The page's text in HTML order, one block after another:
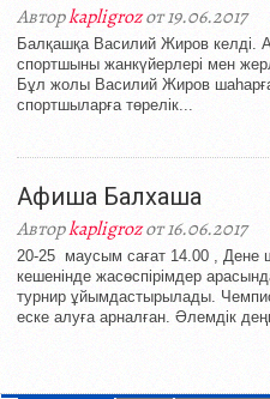
Авторkapligrozот 19.06.2017
Балқашқа Василий Жиров келді.
спортшыны жанкүйерлері мен
Бұл жолы Василий Жиров
спортшыларға төрелік...
Афиша Балхаша
Авторkapligrozот 16.06.2017
20-25 маусым сағат 14.00 , Дене
кешенінде жасөспірімдер
турнир ұйымдастырылады.
еске алуға арналған. Әлемдік